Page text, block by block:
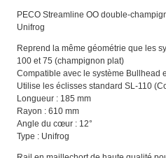
PECO Streamline OO double-
Unifrog
Reprend la même géométrie que les
100 et 75 (champignon plat)
Compatible avec le système Bullhead
Utilise les éclisses standard SL-110
Longueur : 185 mm
Rayon : 610 mm
Angle du cœur : 12°
Type : Unifrog